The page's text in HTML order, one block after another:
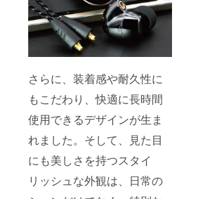
さらに、装着感や耐久性に
もこだわり、快適に長時間
使用できるデザインが生ま
れました。そして、見た目
にも美しさを持つスタイ
リッシュな外観は、日常の